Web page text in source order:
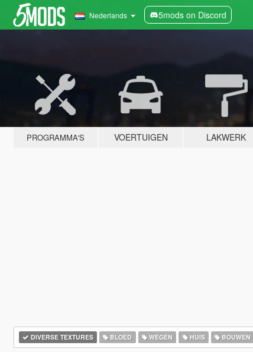
Nederlands 5mods on Discord
PROGRAMMA'S VOERTUIGEN LAKWERK
DIVERSE TEXTURES BLOED WEGEN HUIS BOUWEN